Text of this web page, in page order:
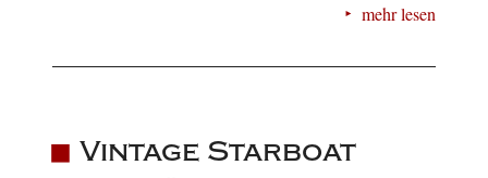
mehr lesen
Vintage Starboat